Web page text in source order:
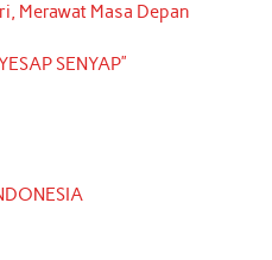
Merawat Masa Depan
SENYAP”